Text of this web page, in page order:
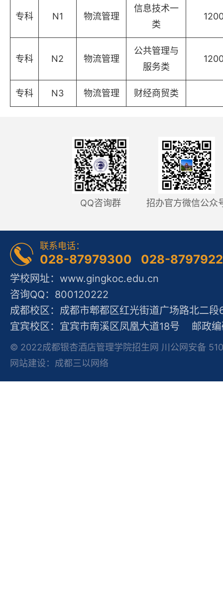
专科 N1 物流管理
信息技术一
类
专科 N2 物流管理
公共管理与
服务类
专科 N3 物流管理 财经商贸类
QQ咨询群 招办官方微信公众
联系电话：
028-87979300 028-
学校网址：www.gingkoc.edu.cn
咨询QQ：800120222
成都校区：成都市郫都区红光街道广场路北二
宜宾校区：宜宾市南溪区凤凰大道18号 邮政
© 2022成都银杏酒店管理学院招生网 川公网安备
网站建设：成都三以网络